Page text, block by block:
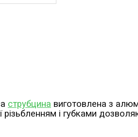
струбцина виготовлена з
різьбленням і губками